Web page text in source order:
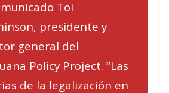
Toi
presidente y
general del
Policy Project. “Las
de la legalización en